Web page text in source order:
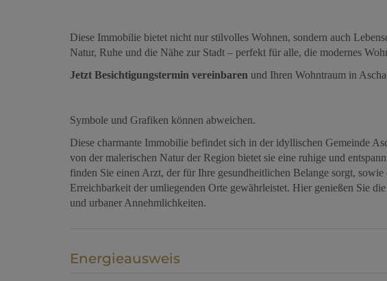
Diese Immobilie bietet nicht nur stilvolles Wohnen, sondern auch
Natur, Ruhe und die Nähe zur Stadt – perfekt für alle, die modernes
Jetzt Besichtigungstermin vereinbaren und Ihren Wohntraum in
Symbole und Grafiken können abweichen.
Diese charmante Immobilie befindet sich in der idyllischen Gemeinde
von der malerischen Natur der Region bietet sie eine ruhige und
finden Sie einen Arzt, der für Ihre gesundheitlichen Belange sorgt,
Erreichbarkeit der umliegenden Orte gewährleistet. Hier genießen Sie
und urbaner Annehmlichkeiten.
Energieausweis